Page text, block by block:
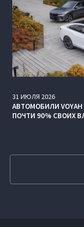
31 ИЮЛЯ 2026
АВТОМОБИЛИ
ПОЧТИ 90% СВОИХ